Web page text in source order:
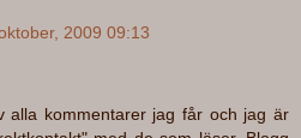
2009 09:13
alla kommentarer jag får och jag är